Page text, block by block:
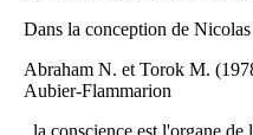
Dans la conception de
Abraham N. et Torok M.
Aubier-Flammarion
, la conscience est l'organe